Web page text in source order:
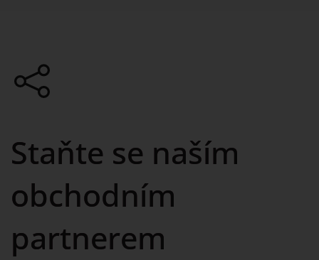
Staňte se naším
obchodním
partnerem